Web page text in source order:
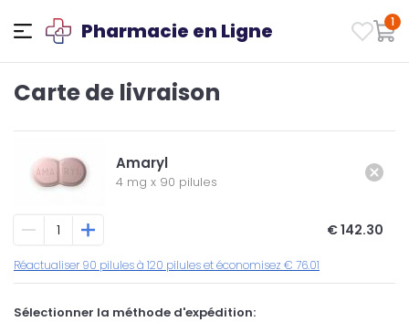
Pharmacie en Ligne 1
Carte de livraison
Amaryl
4 mg x 90 pilules
€ 142.30
Réactualiser 90 pilules à 120 pilules et économisez € 76.01
Sélectionner la méthode d'expédition: